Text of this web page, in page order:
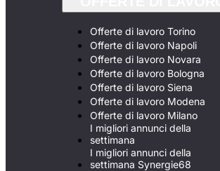
Offerte di lavoro Torino
Offerte di lavoro Napoli
Offerte di lavoro Novara
Offerte di lavoro Bologna
Offerte di lavoro Siena
Offerte di lavoro Modena
Offerte di lavoro Milano
I migliori annunci della
settimana
I migliori annunci della
settimana Synergie68